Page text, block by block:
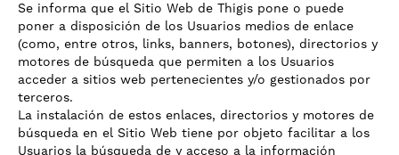
Se informa que el Sitio Web de Thigis pone o puede
poner a disposición de los Usuarios medios de enlace
(como, entre otros, links, banners, botones), directorios y
motores de búsqueda que permiten a los Usuarios
acceder a sitios web pertenecientes y/o gestionados por
terceros.
La instalación de estos enlaces, directorios y motores de
búsqueda en el Sitio Web tiene por objeto facilitar a los
Usuarios la búsqueda de y acceso a la información